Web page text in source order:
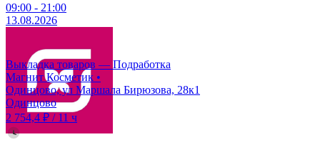
09:00 - 21:00
13.08.2026
Выкладка товаров — Подработка
Магнит Косметик •
Одинцово, ул Маршала Бирюзова, 28к1
Одинцово
2 754,4 ₽ / 11 ч